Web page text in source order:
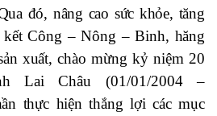
đó, nâng cao sức khỏe, tăng
Công – Nông – Binh, hăng
xuất, chào mừng kỷ niệm 20
Lai Châu (01/01/2004 –
thực hiện thắng lợi các mục